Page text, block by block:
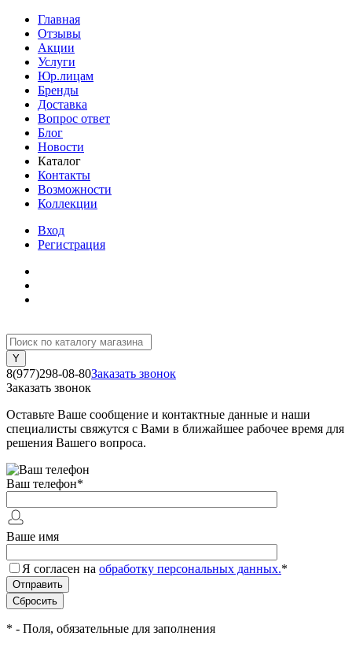
Главная
Отзывы
Акции
Услуги
Юр.лицам
Бренды
Доставка
Вопрос ответ
Блог
Новости
Каталог
Контакты
Возможности
Коллекции
Вход
Регистрация
8(977)298-08-80Заказать звонок
Заказать звонок
Оставьте Ваше сообщение и контактные данные и наши
специалисты свяжутся с Вами в ближайшее рабочее время для
решения Вашего вопроса.
Ваш телефон*
Ваше имя
Я согласен на обработку персональных данных.*
* - Поля, обязательные для заполнения